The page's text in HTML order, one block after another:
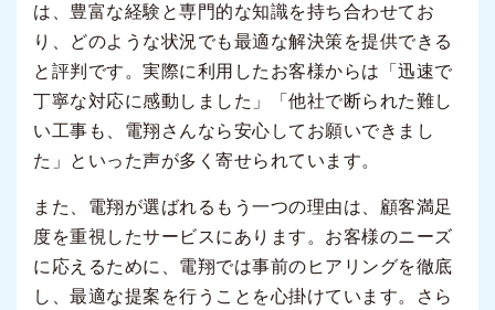
は、豊富な経験と専門的な知識を持ち合わせてお
り、どのような状況でも最適な解決策を提供できる
と評判です。実際に利用したお客様からは「迅速で
丁寧な対応に感動しました」「他社で断られた難し
い工事も、電翔さんなら安心してお願いできまし
た」といった声が多く寄せられています。
また、電翔が選ばれるもう一つの理由は、顧客満足
度を重視したサービスにあります。お客様のニーズ
に応えるために、電翔では事前のヒアリングを徹底
し、最適な提案を行うことを心掛けています。さら